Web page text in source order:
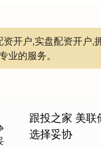
开户,实盘配资开户
业的服务。
跟投之家 美
选择妥协